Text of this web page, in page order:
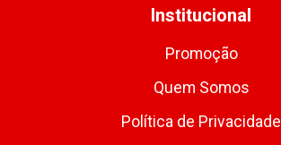
Institucional
Promoção
Quem Somos
Política de Privacidade